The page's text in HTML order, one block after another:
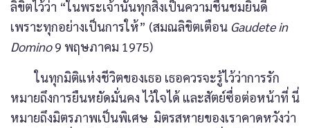
ลิขิตไว้ว่า “ในพระเจ้านั้นทุกสิ่งเป็นความชื่นชมยินดี
เพราะทุกอย่างเป็นการให้” (สมณลิขิตเตือน Gaudete in
Domino9 พฤษภาคม 1975)
ในทุกมิติแห่งชีวิตของเธอ เธอควรจะรู้ไว้ว่าการรัก
หมายถึงการยืนหยัดมั่นคง ไว้ใจได้ และสัตย์ซื่อต่อหน้าที่ นี่
หมายถึงมิตรภาพเป็นพิเศษ มิตรสหายของเราคาดหวังว่า